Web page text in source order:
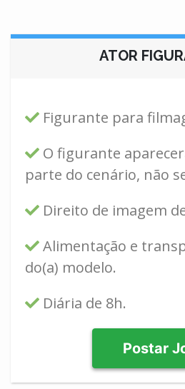
ATOR
Figurante para
O figurante
parte do cenário, não
Direito de imagem
Alimentação e
do(a) modelo.
Diária de 8h.
Postar